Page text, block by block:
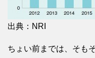
出典：NRI
ちょい前までは、そも